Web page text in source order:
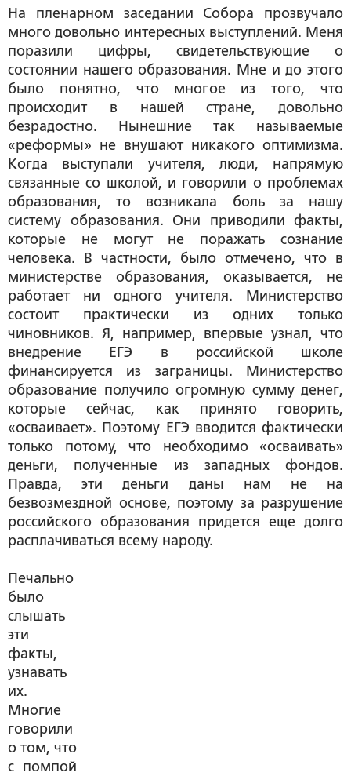
На пленарном заседании Собора прозвучало
много довольно интересных выступлений. Меня
поразили цифры, свидетельствующие о
состоянии нашего образования. Мне и до этого
было понятно, что многое из того, что
происходит в нашей стране, довольно
безрадостно. Нынешние так называемые
«реформы» не внушают никакого оптимизма.
Когда выступали учителя, люди, напрямую
связанные со школой, и говорили о проблемах
образования, то возникала боль за нашу
систему образования. Они приводили факты,
которые не могут не поражать сознание
человека. В частности, было отмечено, что в
министерстве образования, оказывается, не
работает ни одного учителя. Министерство
состоит практически из одних только
чиновников. Я, например, впервые узнал, что
внедрение ЕГЭ в российской школе
финансируется из заграницы. Министерство
образование получило огромную сумму денег,
которые сейчас, как принято говорить,
«осваивает». Поэтому ЕГЭ вводится фактически
только потому, что необходимо «осваивать»
деньги, полученные из западных фондов.
Правда, эти деньги даны нам не на
безвозмездной основе, поэтому за разрушение
российского образования придется еще долго
расплачиваться всему народу.
Печально
было
слышать
эти
факты,
узнавать
их.
Многие
говорили
о том, что
с помпой